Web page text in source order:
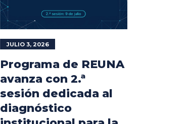
JULIO 3, 2026
Programa de REUNA
avanza con 2.ª
sesión dedicada al
diagnóstico